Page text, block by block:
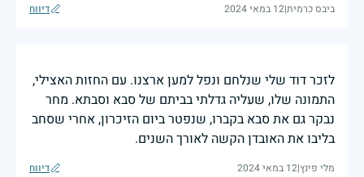
ביבס כרמית|12 במאי 2024 דיווח
לזכר דוד שלי שנלחם ונפל למען ארצנו. עם החזות האצילי,
התמונה שלו, שעליה גדלתי בביתם של סבא וסבתא. מחר
נבקר גם את סבא בקברו, שנפטר ביום הזיכרון, אחרי שסחב
בליבו את האובדן הקשה לאורך השנים.
מלי פינץ|12 במאי 2024 דיווח